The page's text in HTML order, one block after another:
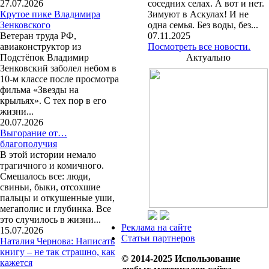
27.07.2026
Крутое пике Владимира
Зенковского
Ветеран труда РФ,
авиаконструктор из
Подстёпок Владимир
Зенковский заболел небом в
10-м классе после просмотра
фильма «Звезды на
крыльях». С тех пор в его
жизни...
20.07.2026
Выгорание от…
благополучия
В этой истории немало
трагичного и комичного.
Смешалось все: люди,
свиньи, быки, отсохшие
пальцы и откушенные уши,
мегаполис и глубинка. Все
это случилось в жизни...
15.07.2026
Наталия Чернова: Написать
книгу – не так страшно, как
кажется
соседних селах. А вот и нет.
Зимуют в Аскулах! И не
одна семья. Без воды, без...
07.11.2025
Посмотреть все новости.
Актуально
Реклама на сайте
Статьи партнеров
© 2014-2025 Использование